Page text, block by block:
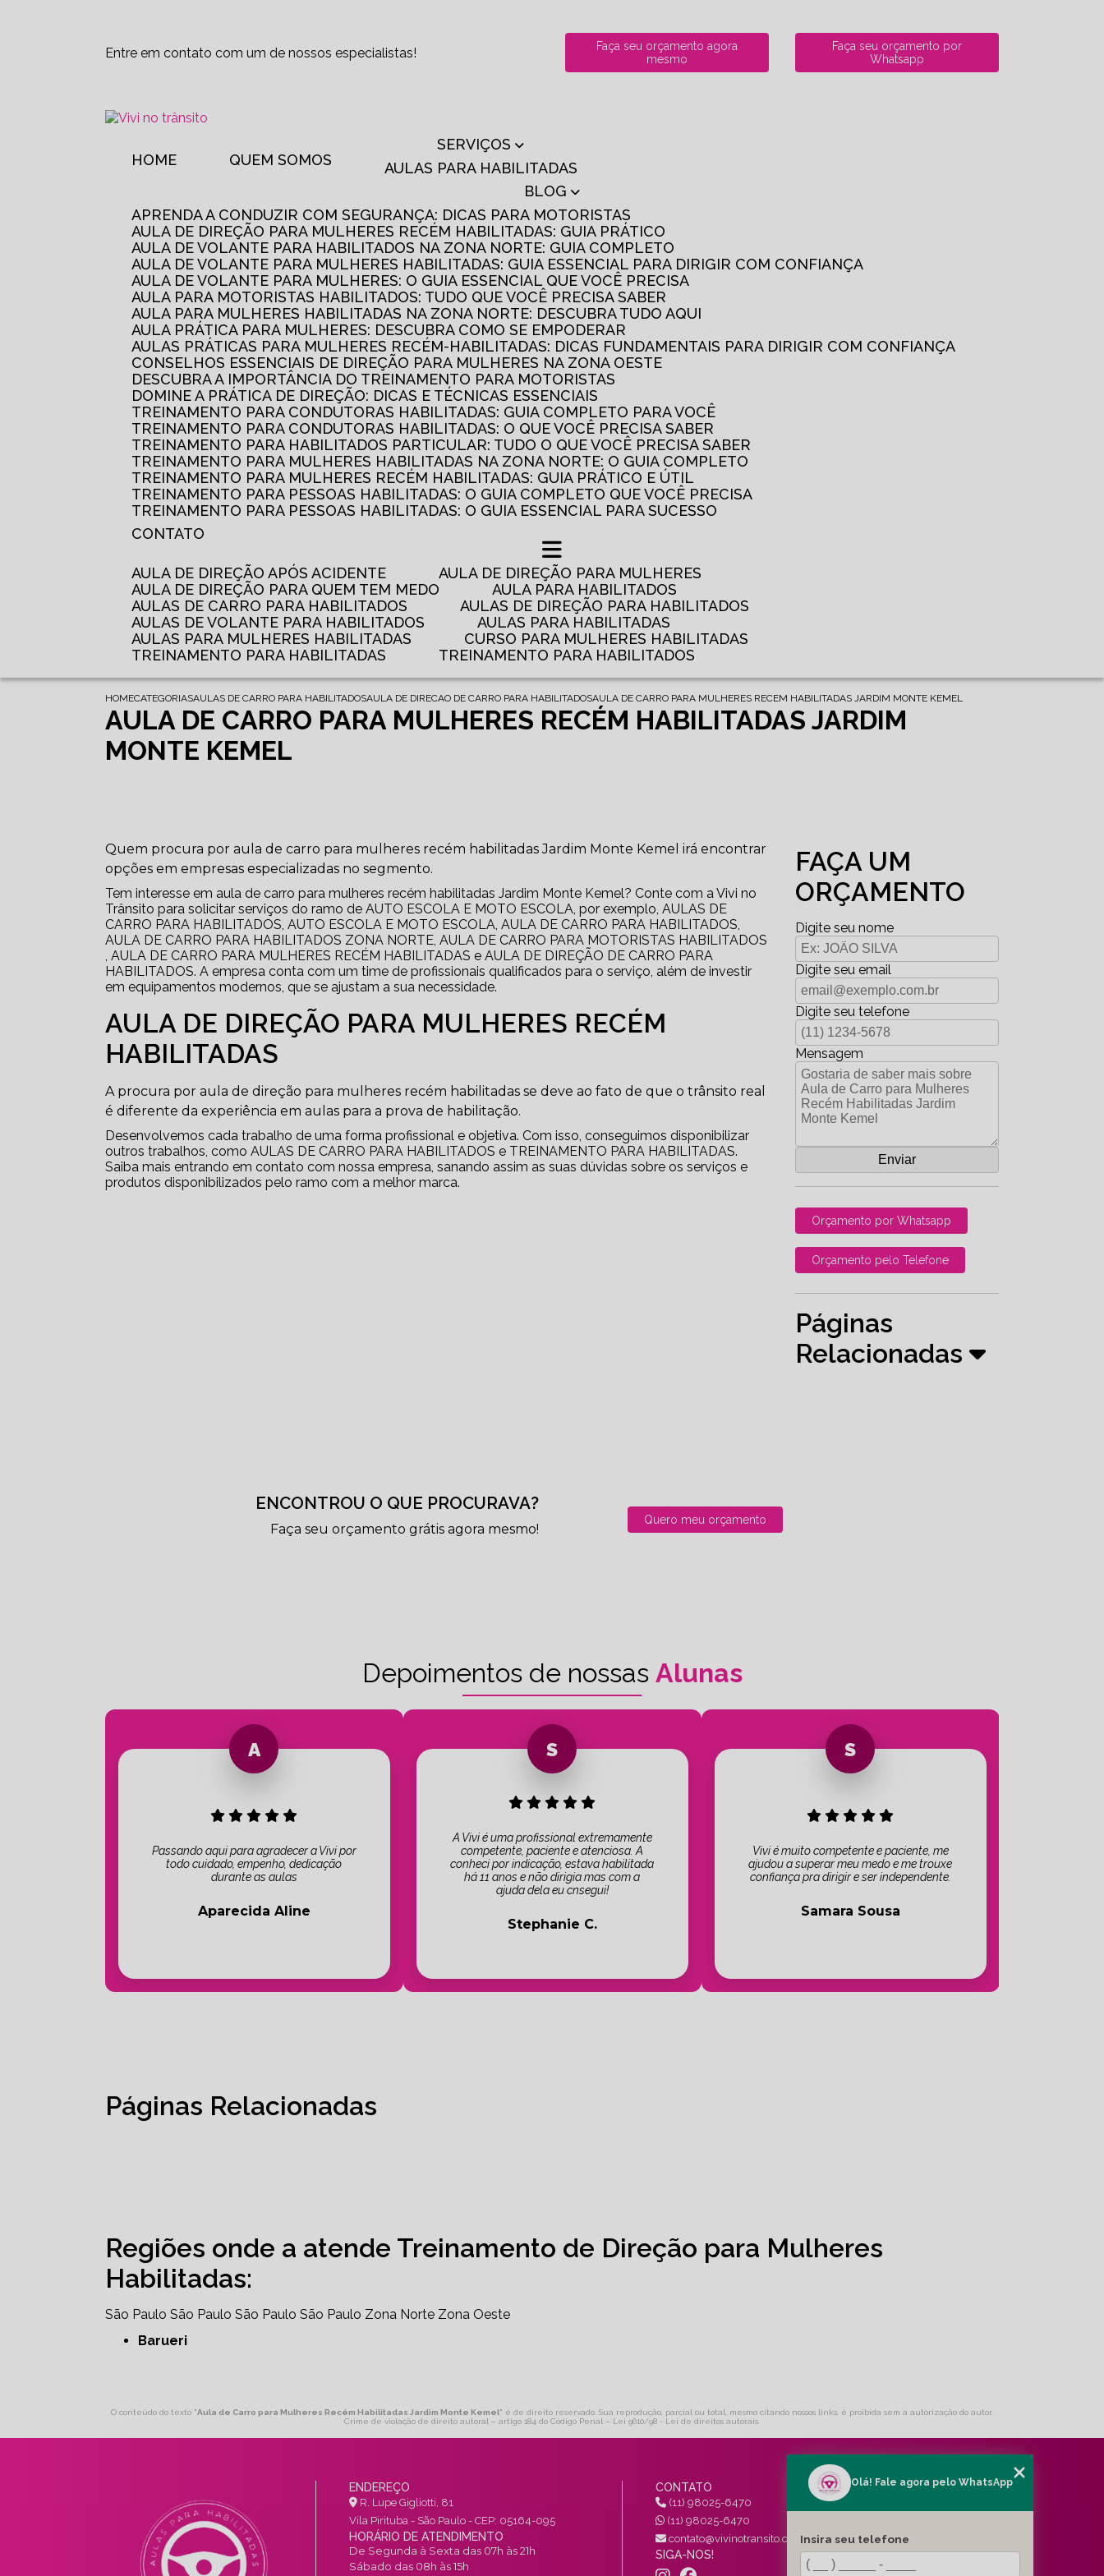
Entre em contato com um de nossos especialistas!
Faça seu orçamento agora
mesmo
Faça seu orçamento por
Whatsapp
HOME QUEM SOMOS
SERVIÇOS
AULAS PARA HABILITADAS
BLOG
APRENDA A CONDUZIR COM SEGURANÇA: DICAS PARA MOTORISTAS
AULA DE DIREÇÃO PARA MULHERES RECÉM HABILITADAS: GUIA PRÁTICO
AULA DE VOLANTE PARA HABILITADOS NA ZONA NORTE: GUIA COMPLETO
AULA DE VOLANTE PARA MULHERES HABILITADAS: GUIA ESSENCIAL PARA DIRIGIR COM CONFIANÇA
AULA DE VOLANTE PARA MULHERES: O GUIA ESSENCIAL QUE VOCÊ PRECISA
AULA PARA MOTORISTAS HABILITADOS: TUDO QUE VOCÊ PRECISA SABER
AULA PARA MULHERES HABILITADAS NA ZONA NORTE: DESCUBRA TUDO AQUI
AULA PRÁTICA PARA MULHERES: DESCUBRA COMO SE EMPODERAR
AULAS PRÁTICAS PARA MULHERES RECÉM-HABILITADAS: DICAS FUNDAMENTAIS PARA DIRIGIR COM CONFIANÇA
CONSELHOS ESSENCIAIS DE DIREÇÃO PARA MULHERES NA ZONA OESTE
DESCUBRA A IMPORTÂNCIA DO TREINAMENTO PARA MOTORISTAS
DOMINE A PRÁTICA DE DIREÇÃO: DICAS E TÉCNICAS ESSENCIAIS
TREINAMENTO PARA CONDUTORAS HABILITADAS: GUIA COMPLETO PARA VOCÊ
TREINAMENTO PARA CONDUTORAS HABILITADAS: O QUE VOCÊ PRECISA SABER
TREINAMENTO PARA HABILITADOS PARTICULAR: TUDO O QUE VOCÊ PRECISA SABER
TREINAMENTO PARA MULHERES HABILITADAS NA ZONA NORTE: O GUIA COMPLETO
TREINAMENTO PARA MULHERES RECÉM HABILITADAS: GUIA PRÁTICO E ÚTIL
TREINAMENTO PARA PESSOAS HABILITADAS: O GUIA COMPLETO QUE VOCÊ PRECISA
TREINAMENTO PARA PESSOAS HABILITADAS: O GUIA ESSENCIAL PARA SUCESSO
CONTATO
AULA DE DIREÇÃO APÓS ACIDENTE
AULA DE DIREÇÃO PARA MULHERES
AULA DE DIREÇÃO PARA QUEM TEM MEDO
AULA PARA HABILITADOS
AULAS DE CARRO PARA HABILITADOS
AULAS DE DIREÇÃO PARA HABILITADOS
AULAS DE VOLANTE PARA HABILITADOS
AULAS PARA HABILITADAS
AULAS PARA MULHERES HABILITADAS
CURSO PARA MULHERES HABILITADAS
TREINAMENTO PARA HABILITADAS
TREINAMENTO PARA HABILITADOS
HOMECATEGORIASAULAS DE CARRO PARA HABILITADOSAULA DE DIRECAO DE CARRO PARA HABILITADOSAULA DE CARRO PARA MULHERES RECEM HABILITADAS JARDIM MONTE KEMEL
AULA DE CARRO PARA MULHERES RECÉM HABILITADAS JARDIM
MONTE KEMEL
Quem procura por aula de carro para mulheres recém habilitadas Jardim Monte Kemel irá encontrar
opções em empresas especializadas no segmento.
Tem interesse em aula de carro para mulheres recém habilitadas Jardim Monte Kemel? Conte com a Vivi no
Trânsito para solicitar serviços do ramo de AUTO ESCOLA E MOTO ESCOLA, por exemplo, AULAS DE
CARRO PARA HABILITADOS, AUTO ESCOLA E MOTO ESCOLA, AULA DE CARRO PARA HABILITADOS,
AULA DE CARRO PARA HABILITADOS ZONA NORTE, AULA DE CARRO PARA MOTORISTAS HABILITADOS
, AULA DE CARRO PARA MULHERES RECÉM HABILITADAS e AULA DE DIREÇÃO DE CARRO PARA
HABILITADOS. A empresa conta com um time de profissionais qualificados para o serviço, além de investir
em equipamentos modernos, que se ajustam a sua necessidade.
AULA DE DIREÇÃO PARA MULHERES RECÉM
HABILITADAS
A procura por aula de direção para mulheres recém habilitadas se deve ao fato de que o trânsito real
é diferente da experiência em aulas para a prova de habilitação.
Desenvolvemos cada trabalho de uma forma profissional e objetiva. Com isso, conseguimos disponibilizar
outros trabalhos, como AULAS DE CARRO PARA HABILITADOS e TREINAMENTO PARA HABILITADAS.
Saiba mais entrando em contato com nossa empresa, sanando assim as suas dúvidas sobre os serviços e
produtos disponibilizados pelo ramo com a melhor marca.
FAÇA UM
ORÇAMENTO
Digite seu nome
Digite seu email
Digite seu telefone
Mensagem
Orçamento por Whatsapp
Orçamento pelo Telefone
Páginas
Relacionadas
ENCONTROU O QUE PROCURAVA?
Faça seu orçamento grátis agora mesmo!
Quero meu orçamento
Depoimentos de nossas Alunas
Passando aqui para agradecer a Vivi por
todo cuidado, empenho, dedicação
durante as aulas
Aparecida Aline
A Vivi é uma profissional extremamente
competente, paciente e atenciosa. A
conheci por indicação, estava habilitada
há 11 anos e não dirigia mas com a
ajuda dela eu cnsegui!
Stephanie C.
Vivi é muito competente e paciente, me
ajudou a superar meu medo e me trouxe
confiança pra dirigir e ser independente.
Samara Sousa
Páginas Relacionadas
Regiões onde a atende Treinamento de Direção para Mulheres
Habilitadas:
São Paulo São Paulo São Paulo São Paulo Zona Norte Zona Oeste
Barueri
O conteúdo do texto "Aula de Carro para Mulheres Recém Habilitadas Jardim Monte Kemel" é de direito reservado. Sua reprodução, parcial ou total, mesmo citando nossos links, é proibida sem a autorização do autor.
Crime de violação de direito autoral – artigo 184 do Código Penal – Lei 9610/98 - Lei de direitos autorais.
ENDEREÇO
R. Lupe Gigliotti, 81
Vila Pirituba - São Paulo - CEP: 05164-095
HORÁRIO DE ATENDIMENTO
De Segunda à Sexta das 07h às 21h
Sábado das 08h às 15h
CONTATO
(11) 98025-6470
(11) 98025-6470
contato@vivinotransito.com.br
SIGA-NOS!
MENU
SERVIÇOS
Olá! Fale agora pelo WhatsApp
Insira seu telefone